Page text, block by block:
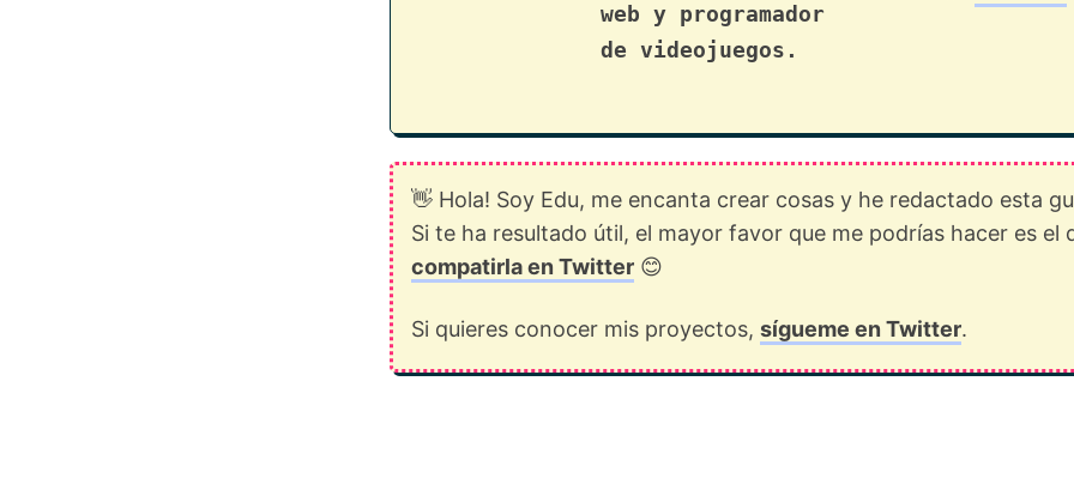
web y programador
de videojuegos.
👋 Hola! Soy Edu, me encanta crear cosas y he redactado esta
Si te ha resultado útil, el mayor favor que me podrías hacer es el
compatirla en Twitter😊
Si quieres conocer mis proyectos, sígueme en Twitter.